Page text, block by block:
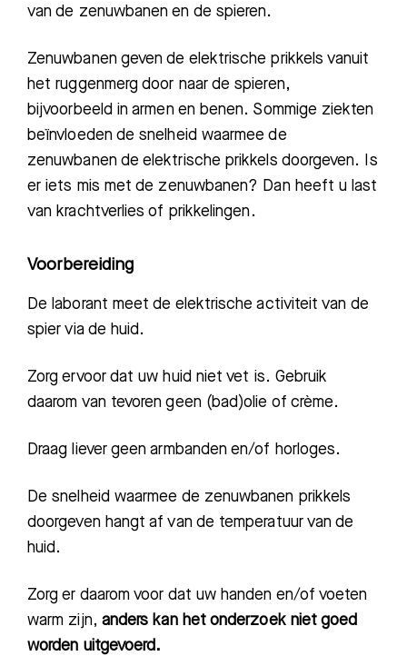
van de zenuwbanen en de spieren.
Zenuwbanen geven de elektrische prikkels vanuit
het ruggenmerg door naar de spieren,
bijvoorbeeld in armen en benen. Sommige ziekten
beïnvloeden de snelheid waarmee de
zenuwbanen de elektrische prikkels doorgeven. Is
er iets mis met de zenuwbanen? Dan heeft u last
van krachtverlies of prikkelingen.
Voorbereiding
De laborant meet de elektrische activiteit van de
spier via de huid.
Zorg ervoor dat uw huid niet vet is. Gebruik
daarom van tevoren geen (bad)olie of crème.
Draag liever geen armbanden en/of horloges.
De snelheid waarmee de zenuwbanen prikkels
doorgeven hangt af van de temperatuur van de
huid.
Zorg er daarom voor dat uw handen en/of voeten
warm zijn, anders kan het onderzoek niet goed
worden uitgevoerd.